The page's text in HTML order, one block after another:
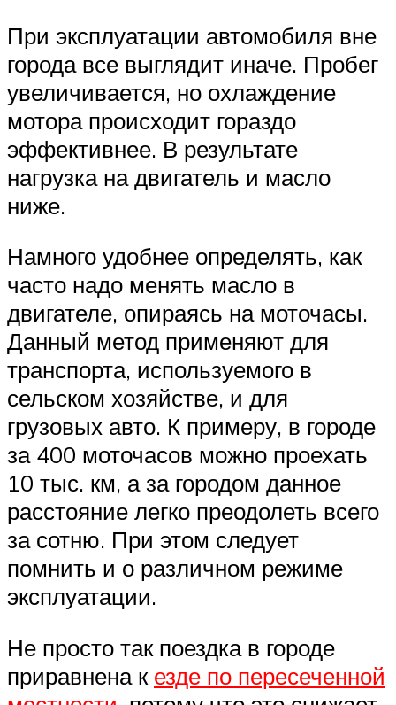
При эксплуатации автомобиля вне
города все выглядит иначе. Пробег
увеличивается, но охлаждение
мотора происходит гораздо
эффективнее. В результате
нагрузка на двигатель и масло
ниже.
Намного удобнее определять, как
часто надо менять масло в
двигателе, опираясь на моточасы.
Данный метод применяют для
транспорта, используемого в
сельском хозяйстве, и для
грузовых авто. К примеру, в городе
за 400 моточасов можно проехать
10 тыс. км, а за городом данное
расстояние легко преодолеть всего
за сотню. При этом следует
помнить и о различном режиме
эксплуатации.
Не просто так поездка в городе
приравнена к езде по пересеченной